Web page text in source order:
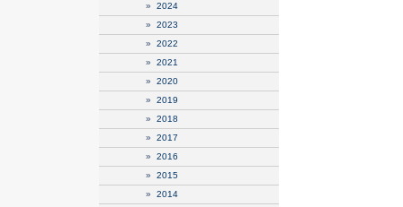
» 2024
» 2023
» 2022
» 2021
» 2020
» 2019
» 2018
» 2017
» 2016
» 2015
» 2014